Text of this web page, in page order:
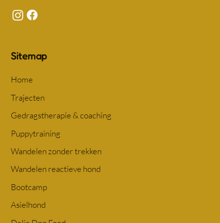
Sitemap
Home
Trajecten
Gedragstherapie & coaching
Puppytraining
Wandelen zonder trekken
Wandelen reactieve hond
Bootcamp
Asielhond